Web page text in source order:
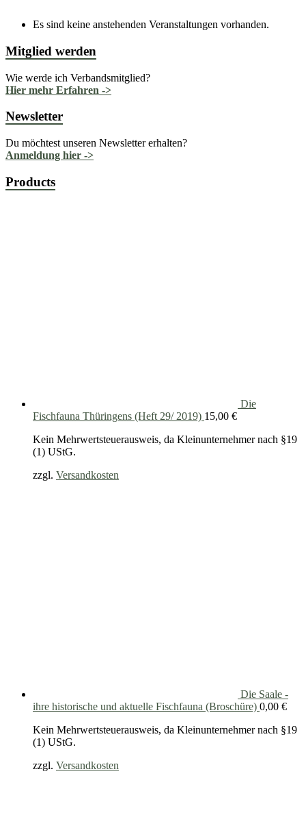
Es sind keine anstehenden Veranstaltungen vorhanden.
Mitglied werden
Wie werde ich Verbandsmitglied?
Hier mehr Erfahren ->
Newsletter
Du möchtest unseren Newsletter erhalten?
Anmeldung hier ->
Products
Die
Fischfauna Thüringens (Heft 29/ 2019) 15,00 €
Kein Mehrwertsteuerausweis, da Kleinunternehmer nach §19
(1) UStG.
zzgl. Versandkosten
Die Saale -
ihre historische und aktuelle Fischfauna (Broschüre) 0,00 €
Kein Mehrwertsteuerausweis, da Kleinunternehmer nach §19
(1) UStG.
zzgl. Versandkosten